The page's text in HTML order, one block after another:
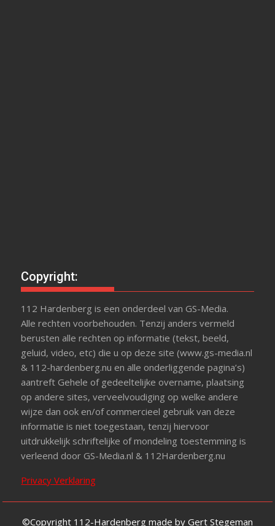
Copyright:
112 Hardenberg is een onderdeel van GS-Media.
Alle rechten voorbehouden. Tenzij anders vermeld
berusten alle rechten op informatie (tekst, beeld,
geluid, video, etc) die u op deze site (www.gs-media.nl
& 112-hardenberg.nu en alle onderliggende pagina’s)
aantreft Gehele of gedeeltelijke overname, plaatsing
op andere sites, verveelvoudiging op welke andere
wijze dan ook en/of commercieel gebruik van deze
informatie is niet toegestaan, tenzij hiervoor
uitdrukkelijk schriftelijke of mondeling toestemming is
verleend door GS-Media.nl & 112Hardenberg.nu
Privacy Verklaring
©Copyright 112-Hardenberg made by Gert Stegeman